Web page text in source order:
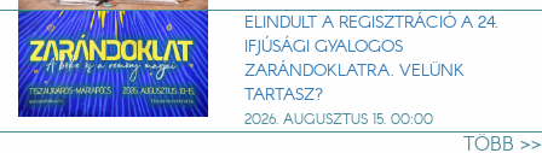
ELINDULT A REGISZTRÁCIÓ A 24.
IFJÚSÁGI GYALOGOS
ZARÁNDOKLATRA. VELÜNK
TARTASZ?
2026. AUGUSZTUS 15. 00:00
TÖBB >>